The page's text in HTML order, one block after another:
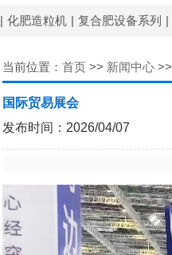
| 化肥造粒机 | 复合肥设备系列 |
当前位置： 首页 >> 新闻中心 >>
国际贸易展会
发布时间：2026/04/07